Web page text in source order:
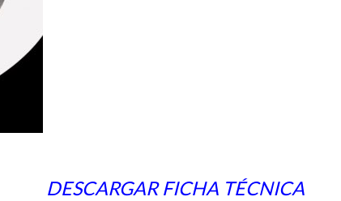
DESCARGAR FICHA TÉCNICA